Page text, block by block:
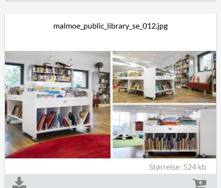
malmoe_public_library_se_012.jpg
Størrelse: 524 kb